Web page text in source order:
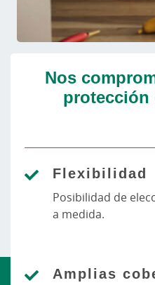
Nos
protección
Flexibilidad
Posibilidad de
a medida.
Amplias